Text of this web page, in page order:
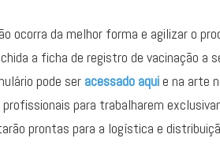
ocorra da melhor forma e agilizar o
a ficha de registro de vacinação a
pode ser acessado aquie na arte
para trabalharem
prontas para a logística e